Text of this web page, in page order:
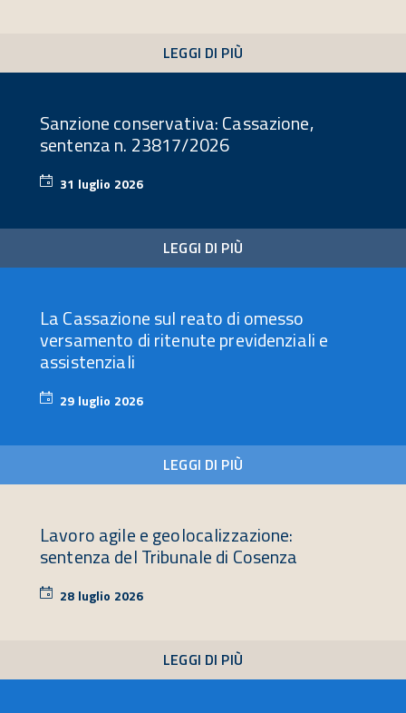
LEGGI DI PIÙ
Sanzione conservativa: Cassazione,
sentenza n. 23817/2026
31 luglio 2026
LEGGI DI PIÙ
La Cassazione sul reato di omesso
versamento di ritenute previdenziali e
assistenziali
29 luglio 2026
LEGGI DI PIÙ
Lavoro agile e geolocalizzazione:
sentenza del Tribunale di Cosenza
28 luglio 2026
LEGGI DI PIÙ